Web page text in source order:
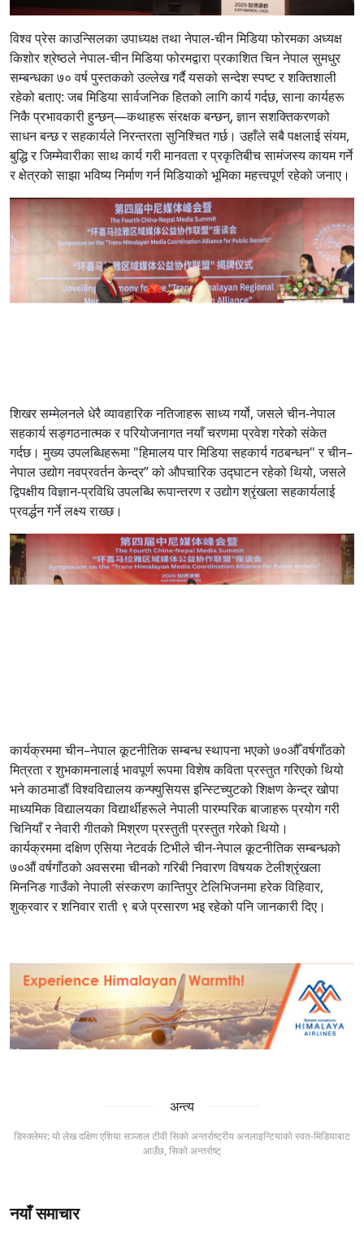
विश्व प्रेस काउन्सिलका उपाध्यक्ष तथा नेपाल-चीन मिडिया फोरमका अध्यक्ष
किशोर श्रेष्ठले नेपाल-चीन मिडिया फोरमद्वारा प्रकाशित चिन नेपाल सुमधुर
सम्बन्धका ७० वर्ष पुस्तकको उल्लेख गर्दै यसको सन्देश स्पष्ट र शक्तिशाली
रहेको बताए: जब मिडिया सार्वजनिक हितको लागि कार्य गर्दछ, साना कार्यहरू
निकै प्रभावकारी हुन्छन्—कथाहरू संरक्षक बन्छन्, ज्ञान सशक्तिकरणको
साधन बन्छ र सहकार्यले निरन्तरता सुनिश्चित गर्छ। उहाँले सबै पक्षलाई संयम,
बुद्धि र जिम्मेवारीका साथ कार्य गरी मानवता र प्रकृतिबीच सामंजस्य कायम गर्ने
र क्षेत्रको साझा भविष्य निर्माण गर्न मिडियाको भूमिका महत्त्वपूर्ण रहेको जनाए।
शिखर सम्मेलनले धेरै व्यावहारिक नतिजाहरू साध्य गर्यो, जसले चीन-नेपाल
सहकार्य सङ्गठनात्मक र परियोजनागत नयाँ चरणमा प्रवेश गरेको संकेत
गर्दछ। मुख्य उपलब्धिहरूमा "हिमालय पार मिडिया सहकार्य गठबन्धन" र चीन–
नेपाल उद्योग नवप्रवर्तन केन्द्र” को औपचारिक उद्घाटन रहेको थियो, जसले
द्विपक्षीय विज्ञान-प्रविधि उपलब्धि रूपान्तरण र उद्योग श्रृंखला सहकार्यलाई
प्रवर्द्धन गर्ने लक्ष्य राख्छ।
कार्यक्रममा चीन–नेपाल कूटनीतिक सम्बन्ध स्थापना भएको ७०औँ वर्षगाँठको
मित्रता र शुभकामनालाई भावपूर्ण रूपमा विशेष कविता प्रस्तुत गरिएको थियो
भने काठमाडौं विश्वविद्यालय कन्फ्युसियस इन्स्टिच्युटको शिक्षण केन्द्र खोपा
माध्यमिक विद्यालयका विद्यार्थीहरूले नेपाली पारम्परिक बाजाहरू प्रयोग गरी
चिनियाँ र नेवारी गीतको मिश्रण प्रस्तुती प्रस्तुत गरेको थियो।
कार्यक्रममा दक्षिण एसिया नेटवर्क टिभीले चीन-नेपाल कूटनीतिक सम्बन्धको
७०औं वर्षगाँठको अवसरमा चीनको गरिबी निवारण विषयक टेलीश्रृंखला
मिननिङ गाउँको नेपाली संस्करण कान्तिपुर टेलिभिजनमा हरेक विहिवार,
शुक्रवार र शनिवार राती ९ बजे प्रसारण भइ रहेको पनि जानकारी दिए।
अन्त्य
डिस्क्लेमर: यो लेख दक्षिण एशिया सञ्जाल टीवी सिको अन्तर्राष्ट्रीय अनलाइन्टियाको स्वत-मिडियाबाट
आउँछ, सिको अन्तर्राष्ट्
नयाँ समाचार